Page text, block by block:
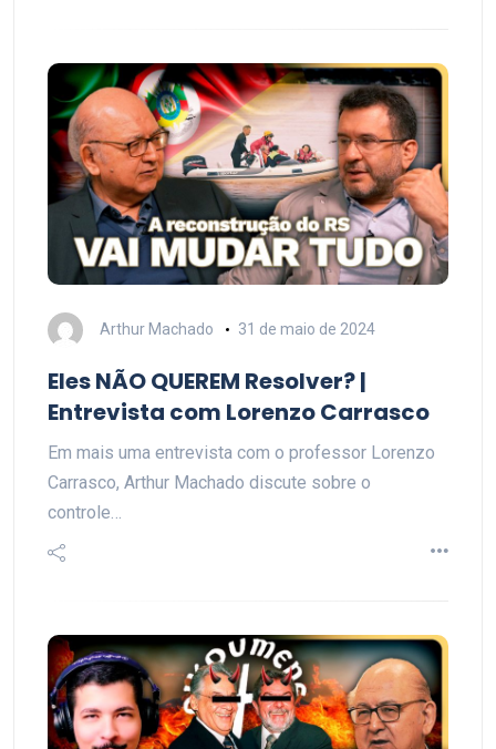
Arthur Machado 31 de maio de 2024
Eles NÃO QUEREM Resolver? |
Entrevista com Lorenzo Carrasco
Em mais uma entrevista com o professor Lorenzo
Carrasco, Arthur Machado discute sobre o
controle…